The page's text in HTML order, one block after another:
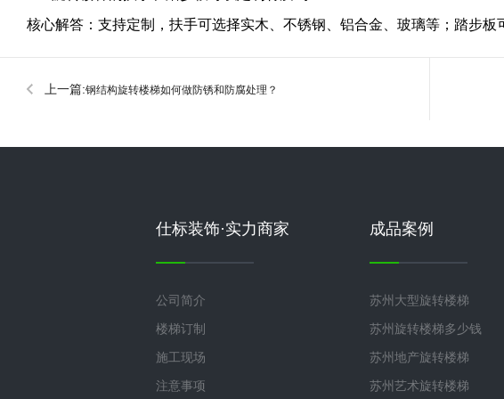
核心解答：支持定制，扶手可选择实木、不锈钢、铝合金、玻璃等；踏步
上一篇:钢结构旋转楼梯如何做防锈和防腐处理？
仕标装饰·实力商家
公司简介
楼梯订制
施工现场
注意事项
成品案例
苏州大型旋转楼梯
苏州旋转楼梯多少钱
苏州地产旋转楼梯
苏州艺术旋转楼梯